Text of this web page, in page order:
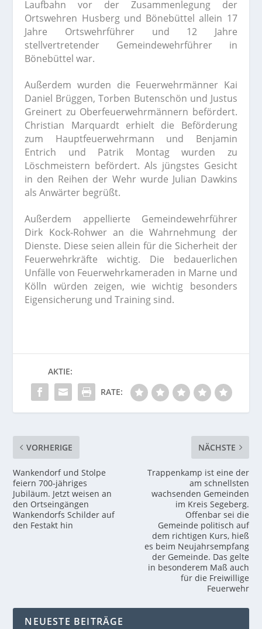
Laufbahn vor der Zusammenlegung der
Ortswehren Husberg und Bönebüttel allein 17
Jahre Ortswehrführer und 12 Jahre
stellvertretender Gemeindewehrführer in
Bönebüttel war.
Außerdem wurden die Feuerwehrmänner Kai
Daniel Brüggen, Torben Butenschön und Justus
Greinert zu Oberfeuerwehrmännern befördert.
Christian Marquardt erhielt die Beförderung
zum Hauptfeuerwehrmann und Benjamin
Entrich und Patrik Montag wurden zu
Löschmeistern befördert. Als jüngstes Gesicht
in den Reihen der Wehr wurde Julian Dawkins
als Anwärter begrüßt.
Außerdem appellierte Gemeindewehrführer
Dirk Kock-Rohwer an die Wahrnehmung der
Dienste. Diese seien allein für die Sicherheit der
Feuerwehrkräfte wichtig. Die bedauerlichen
Unfälle von Feuerwehrkameraden in Marne und
Kölln würden zeigen, wie wichtig besonders
Eigensicherung und Training sind.
AKTIE:
RATE:
VORHERIGE
Wankendorf und Stolpe
feiern 700-jähriges
Jubiläum. Jetzt weisen an
den Ortseingängen
Wankendorfs Schilder auf
den Festakt hin
NÄCHSTE
Trappenkamp ist eine der
am schnellsten
wachsenden Gemeinden
im Kreis Segeberg.
Offenbar sei die
Gemeinde politisch auf
dem richtigen Kurs, hieß
es beim Neujahrsempfang
der Gemeinde. Das gelte
in besonderem Maß auch
für die Freiwillige
Feuerwehr
NEUESTE BEITRÄGE